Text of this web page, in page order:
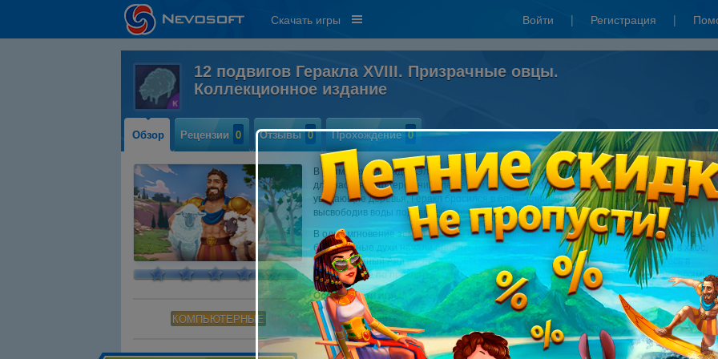
Скачать игры Войти | Регистрация |
12 подвигов Геракла XVIII. Призрачные овцы.
Коллекционное издание
Обзор Рецензии 0 Отзывы 0 Прохождение 0
КОМПЬЮТЕРНЫЕ
В безмятежных садах Эллады Геракл наслаждался заслуженным отдыхом. Но покой
для настоящего героя никогда не длится долго. Когда Мегара попросила его полить
увядающие деревья, Геракл бросился в бой… слишком уж рьяно. Земля треснула,
высвободив воды подземной реки Стикс — и высушив её.
В одно мгновение земли Эллады были затоплены, древние проклятия пробудились, и
беспокойные духи начали бродить по округе. Даже подземный мир погрузился в хаос,
и разъяренный Аид восстал, чтобы противостоять разрушению. Отправляйтесь в
путешествие по проклятым ландшафтам, помогая Гераклу и его храбрым спутникам!
Особенности игры:
Разгадайте древние проклятия и восстановите баланс в подземном мире!
Откройте для себя новый уровень скорости игры вместе с Гераклом!
Проверьте свои навыки, преодолевая уникальные препятствия и сталкиваясь с